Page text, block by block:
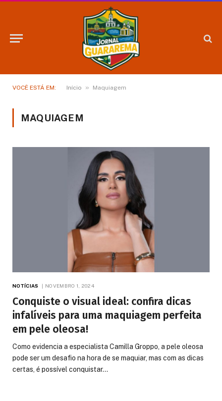
VOCÊ ESTÁ EM: Início » Maquiagem
MAQUIAGEM
NOTÍCIAS NOVEMBRO 1, 2024
Conquiste o visual ideal: confira dicas
infalíveis para uma maquiagem perfeita
em pele oleosa!
Como evidencia a especialista Camilla Groppo, a pele oleosa
pode ser um desafio na hora de se maquiar, mas com as dicas
certas, é possível conquistar…